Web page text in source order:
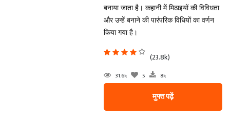
बनाया जाता है। कहानी में मिठाइयों की विविधता
और उन्हें बनाने की पारंपरिक विधियों का वर्णन
किया गया है।
(23.8k)
31.6k 5 8k
मुफ्त पढ़ें